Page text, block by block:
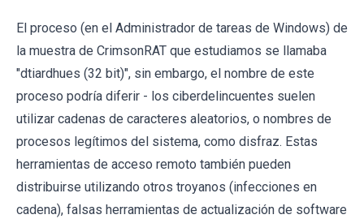
El proceso (en el Administrador de tareas de Windows) de
la muestra de CrimsonRAT que estudiamos se llamaba
"dtiardhues (32 bit)", sin embargo, el nombre de este
proceso podría diferir - los ciberdelincuentes suelen
utilizar cadenas de caracteres aleatorios, o nombres de
procesos legítimos del sistema, como disfraz. Estas
herramientas de acceso remoto también pueden
distribuirse utilizando otros troyanos (infecciones en
cadena), falsas herramientas de actualización de software